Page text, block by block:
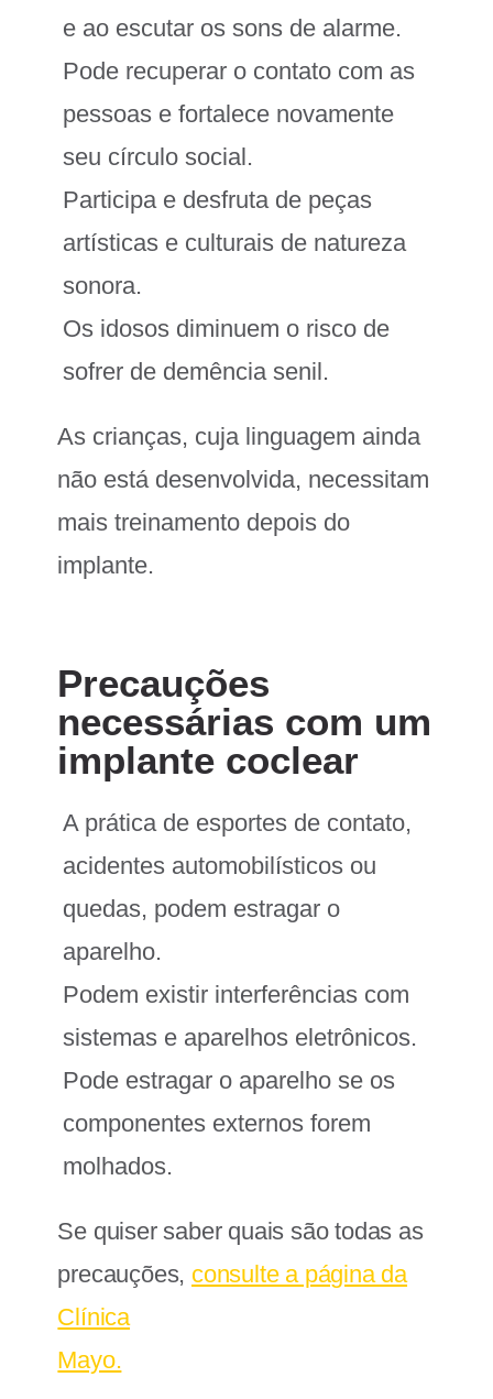
e ao escutar os sons de alarme.
Pode recuperar o contato com as
pessoas e fortalece novamente
seu círculo social.
Participa e desfruta de peças
artísticas e culturais de natureza
sonora.
Os idosos diminuem o risco de
sofrer de demência senil.
As crianças, cuja linguagem ainda
não está desenvolvida, necessitam
mais treinamento depois do
implante.
Precauções
necessárias com um
implante coclear
A prática de esportes de contato,
acidentes automobilísticos ou
quedas, podem estragar o
aparelho.
Podem existir interferências com
sistemas e aparelhos eletrônicos.
Pode estragar o aparelho se os
componentes externos forem
molhados.
Se quiser saber quais são todas as
precauções, consulte a página da
Clínica
Mayo.